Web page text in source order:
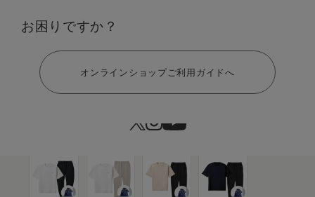
お困りですか？
オンラインショップご利用ガイドへ